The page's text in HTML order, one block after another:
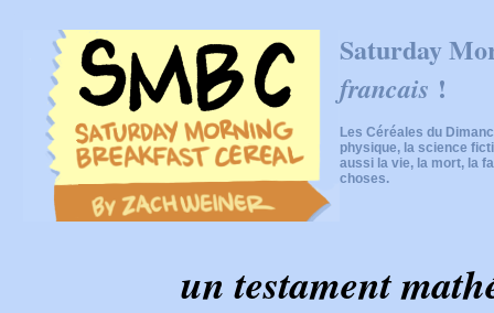
Saturday
francais !
Les Céréales du
physique, la science
aussi la vie, la mort, la
choses.
un testament